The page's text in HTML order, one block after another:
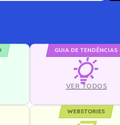
GUIA DE TENDÊNCIAS
VER TODOS
WEBSTORIES